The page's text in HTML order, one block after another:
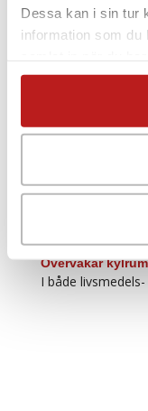
Dessa kan i sin tur
information som du
Rätt temperatur
Right
kylförvaring av
Att
Viktig kontroll
Övervakar
I både